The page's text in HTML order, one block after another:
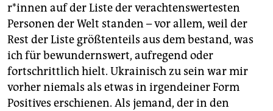
r*in­nen auf der Liste der verachtenswertesten
Personen der Welt standen – vor allem, weil der
Rest der Liste größtenteils aus dem bestand, was
ich für bewundernswert, aufregend oder
fortschrittlich hielt. Ukrainisch zu sein war mir
vorher niemals als etwas in irgendeiner Form
Positives erschienen. Als jemand, der in den